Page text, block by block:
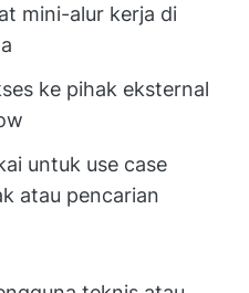
mini-alur kerja di
ke pihak eksternal
untuk use case
atau pencarian